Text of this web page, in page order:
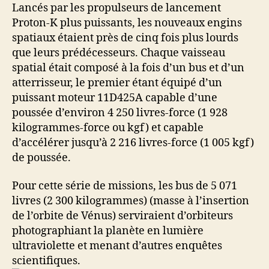
Lancés par les propulseurs de lancement
Proton-K plus puissants, les nouveaux engins
spatiaux étaient près de cinq fois plus lourds
que leurs prédécesseurs. Chaque vaisseau
spatial était composé à la fois d’un bus et d’un
atterrisseur, le premier étant équipé d’un
puissant moteur 11D425A capable d’une
poussée d’environ 4 250 livres-force (1 928
kilogrammes-force ou kgf) et capable
d’accélérer jusqu’à 2 216 livres-force (1 005 kgf)
de poussée.
Pour cette série de missions, les bus de 5 071
livres (2 300 kilogrammes) (masse à l’insertion
de l’orbite de Vénus) serviraient d’orbiteurs
photographiant la planète en lumière
ultraviolette et menant d’autres enquêtes
scientifiques.